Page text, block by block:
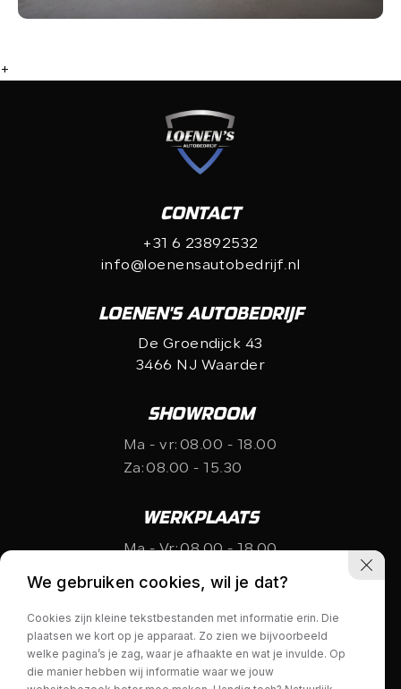
+
CONTACT
+31 6 23892532
info@loenensautobedrijf.nl
LOENEN'S AUTOBEDRIJF
De Groendijck 43
3466 NJ Waarder
SHOWROOM
Ma - vr: 08.00 - 18.00
Za: 08.00 - 15.30
WERKPLAATS
Ma - Vr:08.00 - 18.00
gesloten
We gebruiken cookies, wil je dat?
Cookies zijn kleine tekstbestanden met informatie erin. Die
plaatsen we kort op je apparaat. Zo zien we bijvoorbeeld
welke pagina’s je zag, waar je afhaakte en wat je invulde. Op
die manier hebben wij informatie waar we jouw